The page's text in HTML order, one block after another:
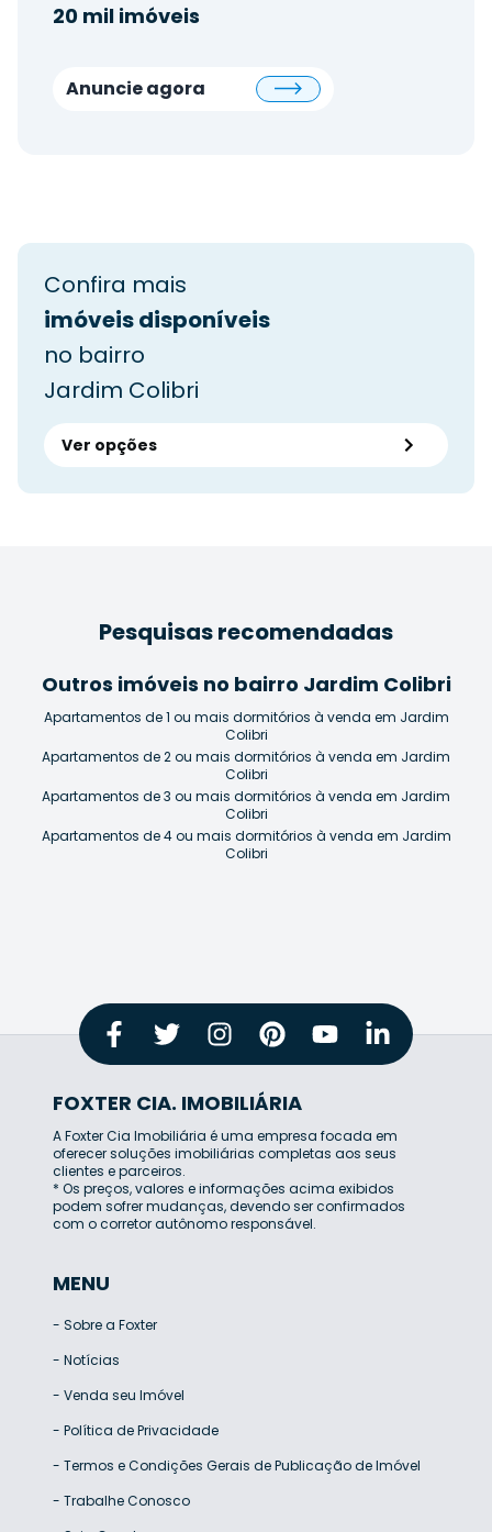
20 mil imóveis
Anuncie agora
Confira mais
imóveis disponíveis
no bairro
Jardim Colibri
Ver opções
Pesquisas recomendadas
Outros imóveis no bairro Jardim Colibri
Apartamentos de 1 ou mais dormitórios à venda em Jardim
Colibri
Apartamentos de 2 ou mais dormitórios à venda em Jardim
Colibri
Apartamentos de 3 ou mais dormitórios à venda em Jardim
Colibri
Apartamentos de 4 ou mais dormitórios à venda em Jardim
Colibri
FOXTER CIA. IMOBILIÁRIA
A Foxter Cia Imobiliária é uma empresa focada em
oferecer soluções imobiliárias completas aos seus
clientes e parceiros.
* Os preços, valores e informações acima exibidos
podem sofrer mudanças, devendo ser confirmados
com o corretor autônomo responsável.
MENU
- Sobre a Foxter
- Notícias
- Venda seu Imóvel
- Política de Privacidade
- Termos e Condições Gerais de Publicação de Imóvel
- Trabalhe Conosco